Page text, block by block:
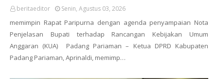
beritaeditor Senin, Agustus 03, 2026
memimpin Rapat Paripurna dengan agenda penyampaian Nota
Penjelasan Bupati terhadap Rancangan Kebijakan Umum
Anggaran (KUA) Padang Pariaman – Ketua DPRD Kabupaten
Padang Pariaman, Aprinaldi, memimp…